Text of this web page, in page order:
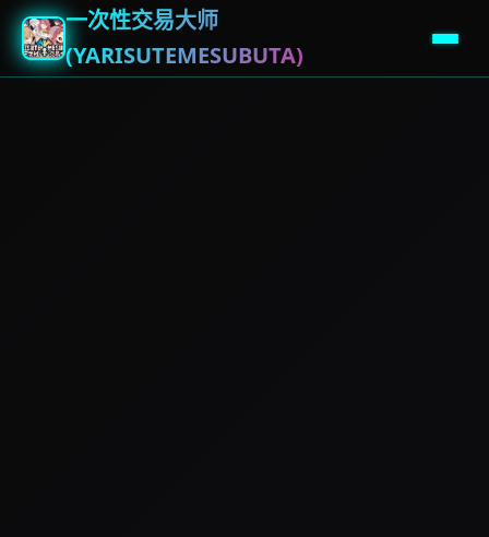
一次性交易大师
(YARISUTEMESUBUTA)